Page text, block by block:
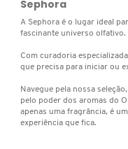
KORRES
Sephora
A Sephora é o lugar ideal
fascinante universo olfativo.
Com curadoria
que precisa para iniciar ou
Navegue pela nossa
pelo poder dos aromas do
apenas uma fragrância, é
experiência que fica.